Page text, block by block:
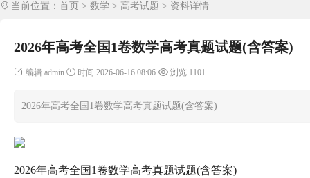
当前位置： 首页 > 数学 > 高考试题 > 资料详情
2026年高考全国1卷数学高考真题试题(含答案)
编辑 admin 时间 2026-06-16 08:06 浏览 1101
2026年高考全国1卷数学高考真题试题(含答案)
2026年高考全国1卷数学高考真题试题(含答案)